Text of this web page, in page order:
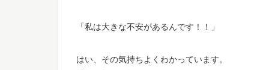
「私は大きな不安があるんです！！」
はい、その気持ちよくわかっています。